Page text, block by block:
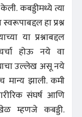
कबड्डीमध्ये त्या
हा प्रश्न
या प्रश्नाबद्दल
होऊ नये वा
उल्लेख असू नये
मान्य झाली. कमी
संघर्ष आणि
म्हणजे कबड्डी.